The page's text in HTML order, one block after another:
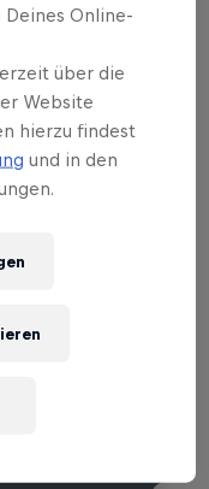
Deines Online-
über die
Website
hierzu findest
und in den